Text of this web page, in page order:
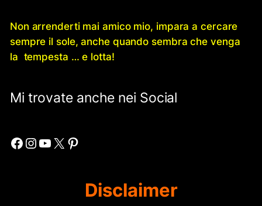
Non arrenderti mai amico mio, impara a cercare
sempre il sole, anche quando sembra che venga
la tempesta … e lotta!
Mi trovate anche nei Social
Facebook Instagram YouTube X Pinterest
Disclaimer